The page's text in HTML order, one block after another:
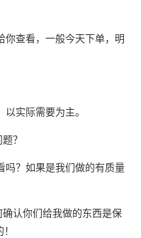
你查看，一般今天下单，明
实际需要为主。
？
吗？如果是我们做的有质量
认你们给我做的东西是保